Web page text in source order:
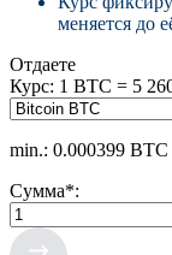
меняется до
Отдаете
Курс: 1 BTC = 5
min.: 0.000399 BTC
Сумма*: